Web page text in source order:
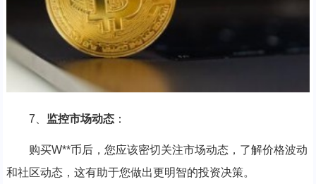
7、 监控市场动态：
购买W**币后，您应该密切关注市场动态，了解价格波动
和社区动态，这有助于您做出更明智的投资决策。